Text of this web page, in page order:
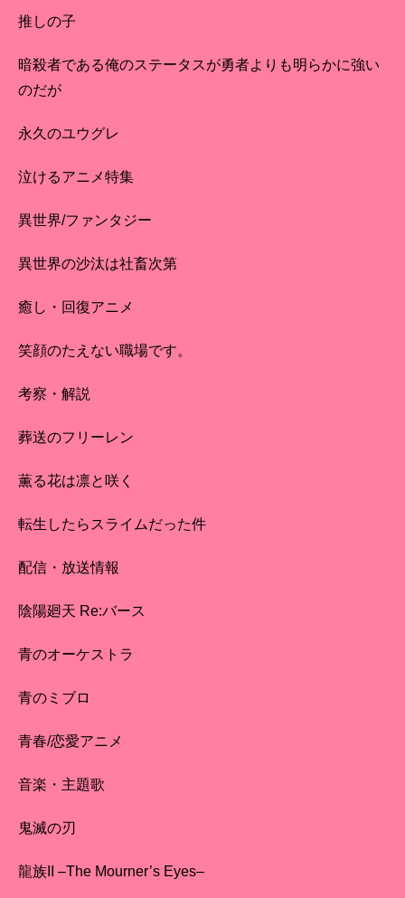
推しの子
暗殺者である俺のステータスが勇者よりも明らかに強い
のだが
永久のユウグレ
泣けるアニメ特集
異世界/ファンタジー
異世界の沙汰は社畜次第
癒し・回復アニメ
笑顔のたえない職場です。
考察・解説
葬送のフリーレン
薫る花は凛と咲く
転生したらスライムだった件
配信・放送情報
陰陽廻天 Re:バース
青のオーケストラ
青のミブロ
青春/恋愛アニメ
音楽・主題歌
鬼滅の刃
龍族II –The Mourner’s Eyes–